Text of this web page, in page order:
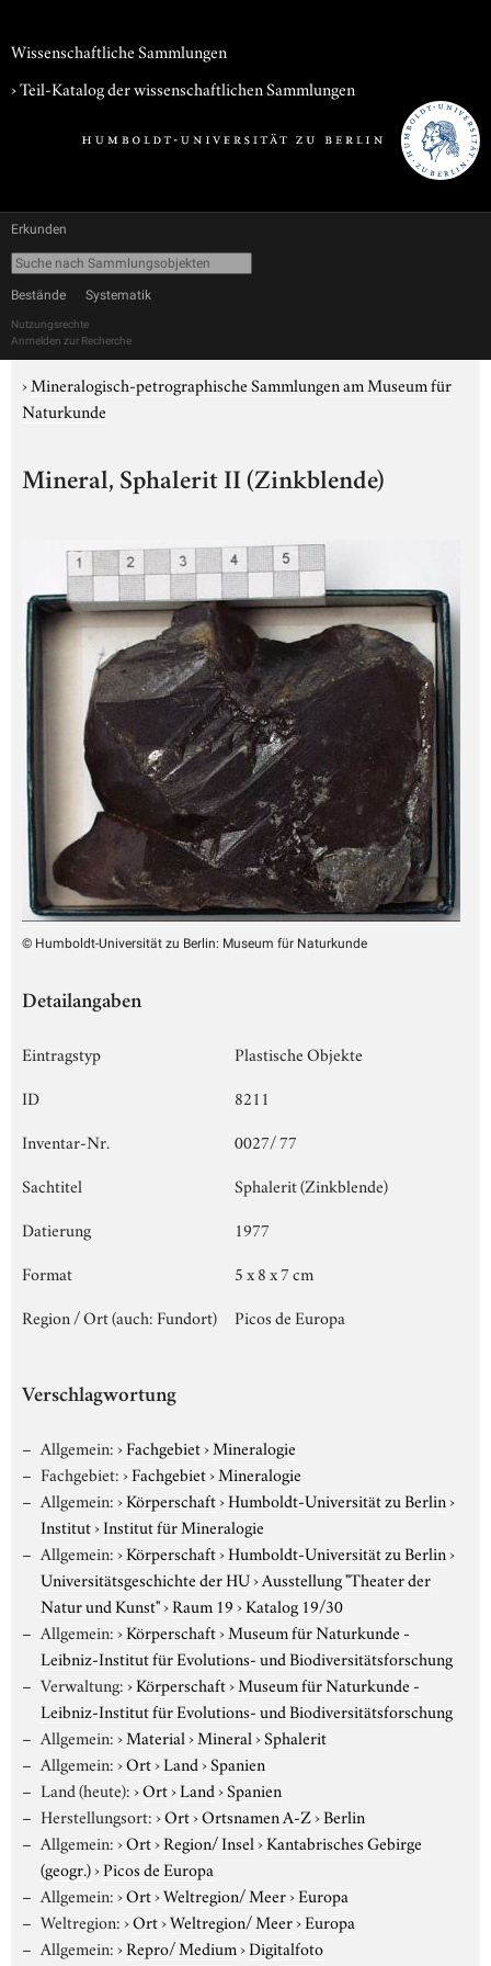
Wissenschaftliche Sammlungen
› Teil-Katalog der wissenschaftlichen Sammlungen
Erkunden
Bestände Systematik
Nutzungsrechte
Anmelden zur Recherche
›Mineralogisch-petrographische Sammlungen am Museum für
Naturkunde
Mineral, Sphalerit II (Zinkblende)
© Humboldt-Universität zu Berlin: Museum für Naturkunde
Detailangaben
Eintragstyp
Plastische Objekte
ID
8211
Inventar-Nr.
0027/ 77
Sachtitel
Sphalerit (Zinkblende)
Datierung
1977
Format
5 x 8 x 7 cm
Region / Ort (auch: Fundort)
Picos de Europa
Verschlagwortung
Allgemein:›Fachgebiet›Mineralogie
Fachgebiet:›Fachgebiet›Mineralogie
Allgemein:›Körperschaft›Humboldt-Universität zu Berlin›
Institut›Institut für Mineralogie
Allgemein:›Körperschaft›Humboldt-Universität zu Berlin›
Universitätsgeschichte der HU›Ausstellung "Theater der
Natur und Kunst"›Raum 19›Katalog 19/30
Allgemein:›Körperschaft›Museum für Naturkunde -
Leibniz-Institut für Evolutions- und Biodiversitätsforschung
Verwaltung:›Körperschaft›Museum für Naturkunde -
Leibniz-Institut für Evolutions- und Biodiversitätsforschung
Allgemein:›Material›Mineral›Sphalerit
Allgemein:›Ort›Land›Spanien
Land (heute):›Ort›Land›Spanien
Herstellungsort:›Ort›Ortsnamen A-Z›Berlin
Allgemein:›Ort›Region/ Insel›Kantabrisches Gebirge
(geogr.)›Picos de Europa
Allgemein:›Ort›Weltregion/ Meer›Europa
Weltregion:›Ort›Weltregion/ Meer›Europa
Allgemein:›Repro/ Medium›Digitalfoto